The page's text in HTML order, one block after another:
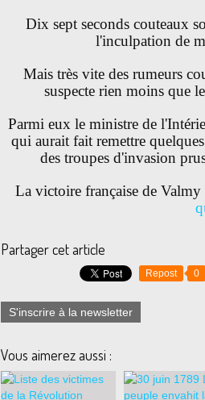
Dix sept seconds couteaux
l'inculpation de
Mais très vite des rumeurs
suspecte rien moins que
Parmi eux le ministre de
qui aurait fait remettre
des troupes d'invasion
La victoire française de Valmy
Partager cet article
Repost 0
S'inscrire à la newsletter
Vous aimerez aussi :